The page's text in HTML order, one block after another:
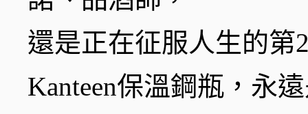
還是正在征服人生的第
Kanteen保溫鋼瓶，永